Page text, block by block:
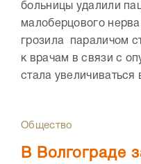
больницы удалили
малоберцового
грозила параличом
к врачам в связи с
стала увеличиваться
Общество
В Волгограде